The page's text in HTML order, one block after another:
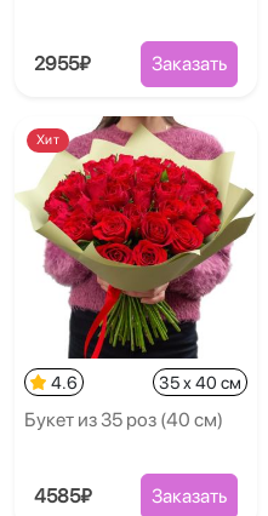
2955₽ Заказать
Хит
4.6 35 x 40 см
Букет из 35 роз (40 см)
4585₽ Заказать